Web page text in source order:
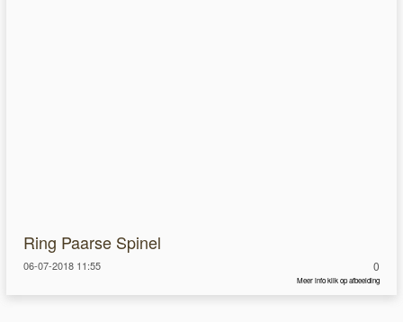
Ring Paarse Spinel
06-07-2018 11:55 0
Meer info klik op afbeelding